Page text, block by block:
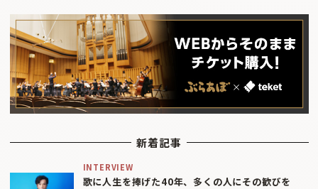
新着記事
INTERVIEW
歌に人生を捧げた40年、多くの人にその歓びを